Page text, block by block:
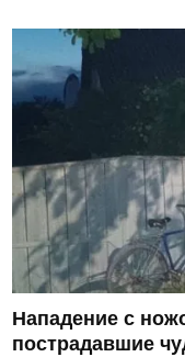
Нападение с
пострадавшие